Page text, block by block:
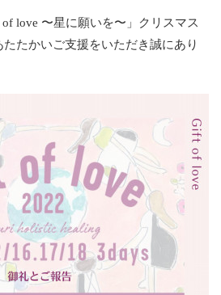
love 〜星に願いを〜」クリスマス
たかいご支援をいただき誠にあり